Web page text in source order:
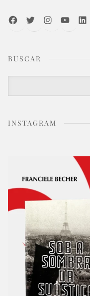
FacebookTwitterInstagramYoutube
BUSCAR
INSTAGRAM